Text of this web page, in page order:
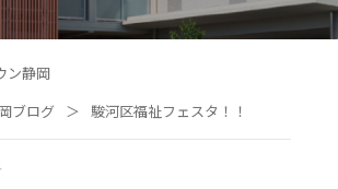
ン静岡
ブログ ＞ 駿河区福祉フェスタ！！